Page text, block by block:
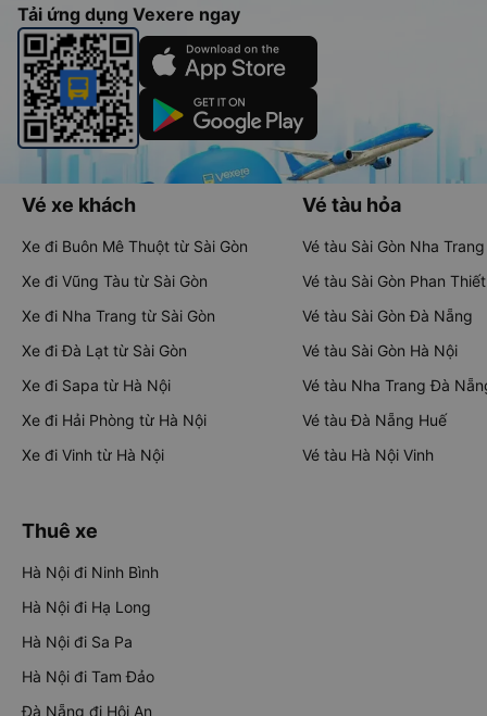
Tải ứng dụng Vexere ngay
Vé xe khách
Xe đi Buôn Mê Thuột từ Sài Gòn
Xe đi Vũng Tàu từ Sài Gòn
Xe đi Nha Trang từ Sài Gòn
Xe đi Đà Lạt từ Sài Gòn
Xe đi Sapa từ Hà Nội
Xe đi Hải Phòng từ Hà Nội
Xe đi Vinh từ Hà Nội
Vé tàu hỏa
Vé tàu Sài Gòn Nha Trang
Vé tàu Sài Gòn Phan Thiết
Vé tàu Sài Gòn Đà Nẵng
Vé tàu Sài Gòn Hà Nội
Vé tàu Nha Trang Đà
Vé tàu Đà Nẵng Huế
Vé tàu Hà Nội Vinh
Thuê xe
Hà Nội đi Ninh Bình
Hà Nội đi Hạ Long
Hà Nội đi Sa Pa
Hà Nội đi Tam Đảo
Đà Nẵng đi Hội An